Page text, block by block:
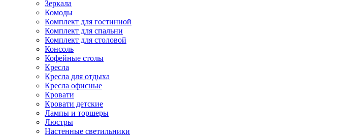
Зеркала
Комоды
Комплект для гостинной
Комплект для спальни
Комплект для столовой
Консоль
Кофейные столы
Кресла
Кресла для отдыха
Кресла офисные
Кровати
Кровати детские
Лампы и торшеры
Люстры
Настенные светильники